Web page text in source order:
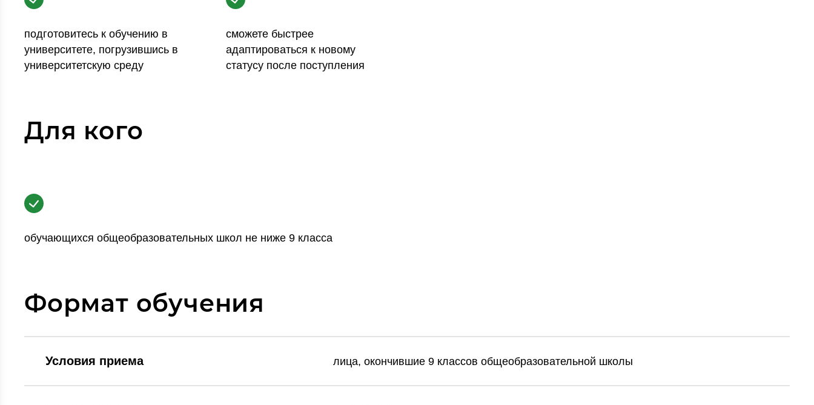
подготовитесь к обучению в
университете, погрузившись в
университетскую среду
сможете быстрее
адаптироваться к новому
статусу после поступления
Для кого
обучающихся общеобразовательных школ не ниже 9 класса
Формат обучения
Условия приема лица, окончившие 9 классов общеобразовательной школы